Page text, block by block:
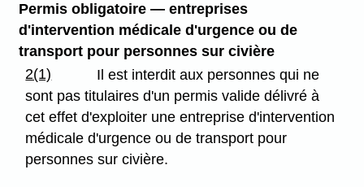
Permis obligatoire — entreprises
d'intervention médicale d'urgence ou de
transport pour personnes sur civière
2(1)
Il est interdit aux personnes qui ne
sont pas titulaires d'un permis valide délivré à
cet effet d'exploiter une entreprise d'intervention
médicale d'urgence ou de transport pour
personnes sur civière.